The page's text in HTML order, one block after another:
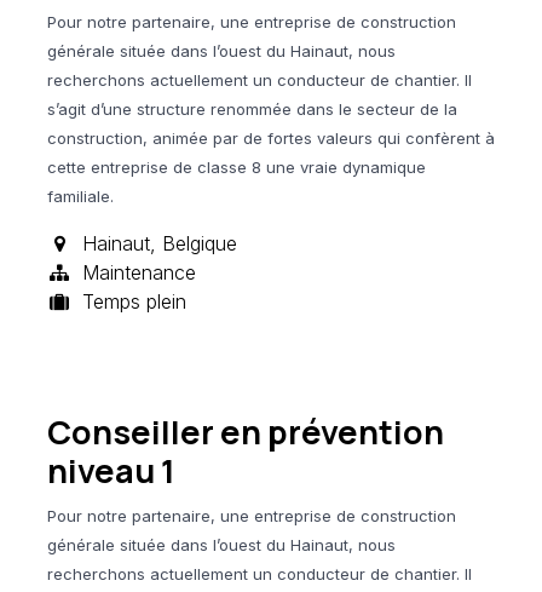
Pour notre partenaire, une entreprise de construction
générale située dans l’ouest du Hainaut, nous
recherchons actuellement un conducteur de chantier. Il
s’agit d’une structure renommée dans le secteur de la
construction, animée par de fortes valeurs qui confèrent à
cette entreprise de classe 8 une vraie dynamique
familiale.
Hainaut, Belgique
Maintenance
Temps plein
Conseiller en prévention
niveau 1
Pour notre partenaire, une entreprise de construction
générale située dans l’ouest du Hainaut, nous
recherchons actuellement un conducteur de chantier. Il